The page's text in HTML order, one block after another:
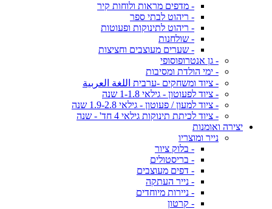
- מדפים מראות ולוחות קיר
- ריהוט לבתי ספר
- ריהוט לתינוקות ופעוטות
- שולחנות
- שערים מעוצבים וחציצות
- גן אנטרופוסופי
- ימי הולדת ומסיבות
- ציוד ומשחקים -ערבית اللغة العربية
- ציוד לפעוטון - גילאי 1-1.8 שנה
- ציוד למעון / פעוטון - גילאי 1.9-2.8 שנה
- ציוד לכיתת תינוקות גילאי 4 חד' - שנה
יצירה ואומנות
נייר ומוצריו
- בלוק ציור
- בריסטולים
- דפים מעוצבים
- נייר העתקה
- ניירות מיוחדים
- קרטון